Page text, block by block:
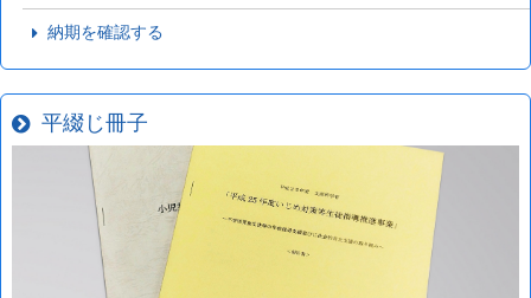
納期を確認する
平綴じ冊子